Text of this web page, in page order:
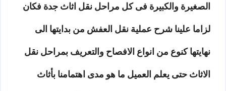
الصغيرة والكبيرة فى كل مراحل نقل اثاث جدة فكان
لزاما علينا شرح عملية نقل العفش من بدايتها الى
نهايتها كنوع من انواع الافصاح والتعريف بمراحل نقل
الاثاث حتى يعلم العميل ما هو مدى اهتمامنا بأثاث